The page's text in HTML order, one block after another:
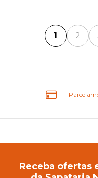
1 2
Receba ofertas